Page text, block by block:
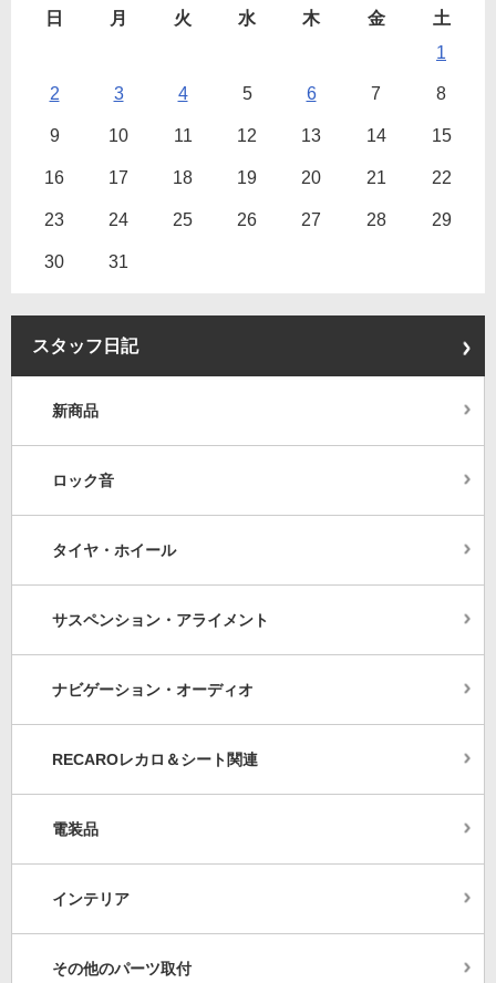
日 月 火 水 木 金
土
1
2 3 4 5 6 7 8
9 10 11 12 13 14 15
16 17 18 19 20 21 22
23 24 25 26 27 28 29
30 31
スタッフ日記
新商品
ロック音
タイヤ・ホイール
サスペンション・アライメント
ナビゲーション・オーディオ
RECAROレカロ＆シート関連
電装品
インテリア
その他のパーツ取付